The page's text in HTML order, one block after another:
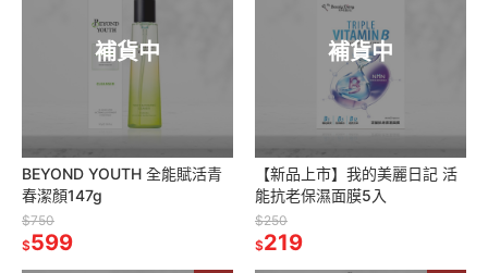
補貨中
BEYOND YOUTH 全能賦活青
春潔顏147g
$750
$599
補貨中
【新品上市】我的美麗日記 活
能抗老保濕面膜5入
$250
$219